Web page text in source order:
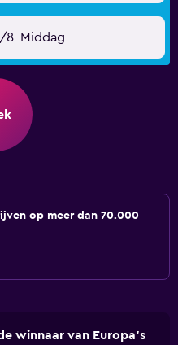
8 Middag
op meer dan 70.000
winnaar van Europa's